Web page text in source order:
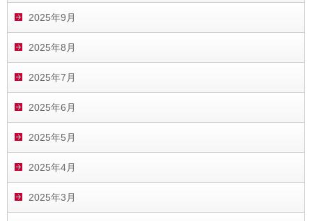
2025年9月
2025年8月
2025年7月
2025年6月
2025年5月
2025年4月
2025年3月